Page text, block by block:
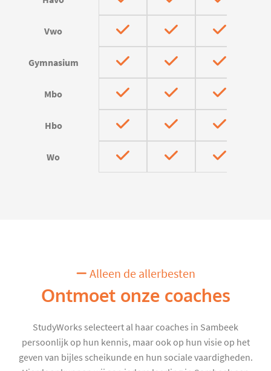
Vwo
Gymnasium
Mbo
Hbo
Wo
Alleen de allerbesten
Ontmoet onze coaches
StudyWorks selecteert al haar coaches in Sambeek
persoonlijk op hun kennis, maar ook op hun visie op het
geven van bijles scheikunde en hun sociale vaardigheden.